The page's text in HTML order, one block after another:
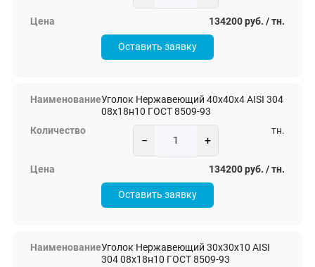
134200 руб. / тн.
Оставить заявку
Уголок Нержавеющий 40х40х4 AISI 304
08х18н10 ГОСТ 8509-93
− +
тн.
134200 руб. / тн.
Оставить заявку
Уголок Нержавеющий 30х30х10 AISI
304 08х18н10 ГОСТ 8509-93